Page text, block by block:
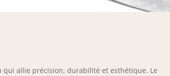
qui allie précision, durabilité et esthétique. Le